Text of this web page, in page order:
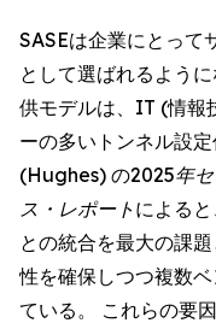
SASEは企業にとって
として選ばれるよう
供モデルは、IT (情報
ーの多いトンネル設
(Hughes) の2025年
ス・レポート による
との統合を最大の課
性を確保しつつ複数
ている。 これらの要